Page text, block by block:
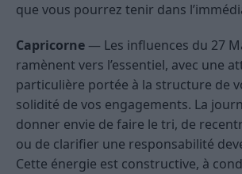
que vous pourrez tenir dans
Capricorne — Les influences du 27
ramènent vers l’essentiel, avec une
particulière portée à la structure de
solidité de vos engagements. La
donner envie de faire le tri, de
ou de clarifier une responsabilité
Cette énergie est constructive, à